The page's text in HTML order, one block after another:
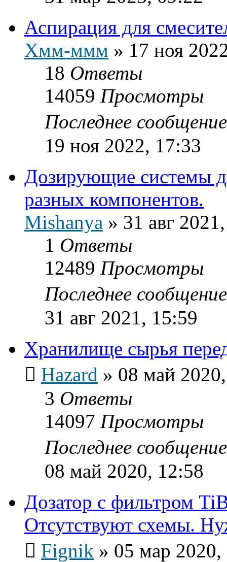
Аспирация для
Хмм-ммм » 17 ноя
18 Ответы
14059 Просмотры
Последнее
19 ноя 2022, 17:33
Дозирующие системы
разных компонентов.
Mishanya » 31 авг
1 Ответы
12489 Просмотры
Последнее
31 авг 2021, 15:59
Хранилище сырья
Hazard » 08 май
3 Ответы
14097 Просмотры
Последнее
08 май 2020, 12:58
Дозатор с фильтром
Отсутствуют схемы.
Fignik » 05 мар 2020,